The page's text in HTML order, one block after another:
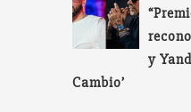
y
Cambio’